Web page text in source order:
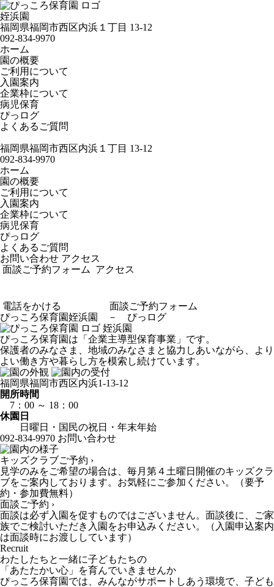
姪浜園
福岡県福岡市西区内浜１丁目 13-12
092-834-9970
ホーム
園の概要
ご利用について
入園案内
企業枠について
病児保育
ぴっログ
よくあるご質問
福岡県福岡市西区内浜１丁目 13-12
092-834-9970
ホーム
園の概要
ご利用について
入園案内
企業枠について
病児保育
ぴっログ
よくあるご質問
お問い合わせ アクセス
面談ご予約フォーム
アクセス
電話をかける
面談ご予約フォーム
ぴっころ保育園姪浜園
－ ぴっログ
姪浜園
ぴっころ保育園は「企業主導型保育事業」です。
保護者のみなさま、地域のみなさまと協力しあいながら、より
よい働き方や暮らし方を模索し続けています。
福岡県福岡市西区内浜1-13-12
開所時間
7：00 ～ 18：00
休園日
日曜日・国民の祝日・年末年始
092-834-9970 お問い合わせ
キッズクラブご予約 ›
見学のみをご希望の場合は、毎月第４土曜日開催のキッズクラ
ブをご案内しております。お気軽にご参加ください。（要予
約・参加費無料）
面談ご予約 ›
面談は必ず入園を促すものではございません。面談後に、ご家
族でご検討いただき入園をお申込みください。（入園申込案内
は面談時にお渡ししています）
Recruit
わたしたちと一緒に子どもたちの
「あたたかい心」を育んでいきませんか
ぴっころ保育園では、みんながサポートしあう環境で、子ども